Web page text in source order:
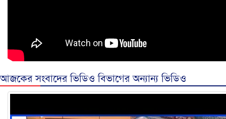
আজকের সংবাদের ভিডিও বিভাগের অন্যান্য ভিডিও